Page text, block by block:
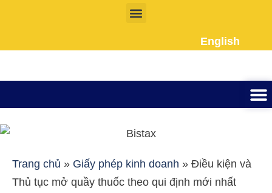
English
Trang chủ » Giấy phép kinh doanh » Điều kiện và
Thủ tục mở quầy thuốc theo qui định mới nhất